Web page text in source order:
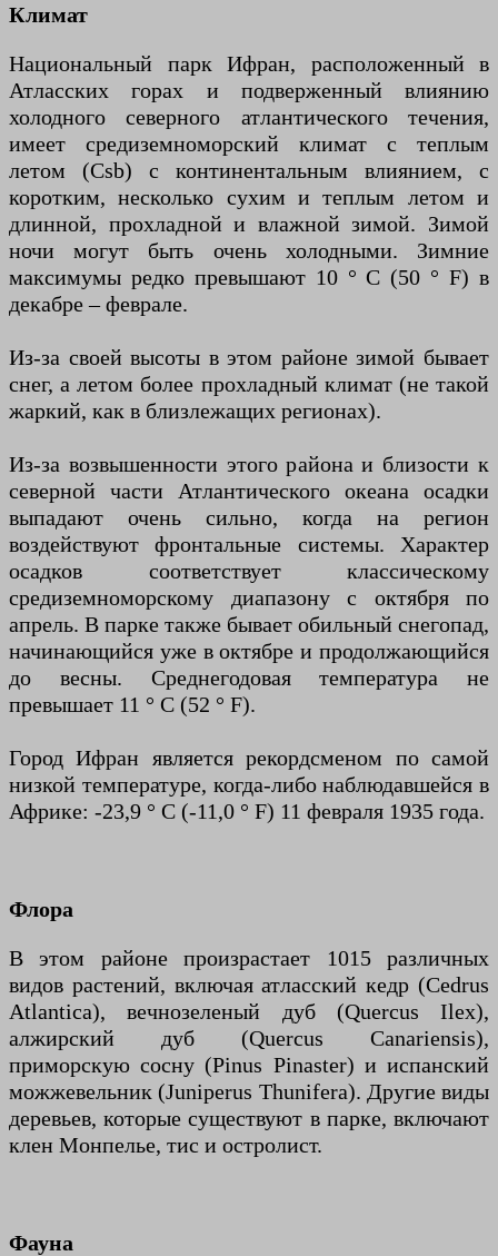
Климат
Национальный парк Ифран, расположенный в
Атласских горах и подверженный влиянию
холодного северного атлантического течения,
имеет средиземноморский климат с теплым
летом (Csb) с континентальным влиянием, с
коротким, несколько сухим и теплым летом и
длинной, прохладной и влажной зимой. Зимой
ночи могут быть очень холодными. Зимние
максимумы редко превышают 10 ° C (50 ° F) в
декабре – феврале.
Из-за своей высоты в этом районе зимой бывает
снег, а летом более прохладный климат (не такой
жаркий, как в близлежащих регионах).
Из-за возвышенности этого района и близости к
северной части Атлантического океана осадки
выпадают очень сильно, когда на регион
воздействуют фронтальные системы. Характер
осадков соответствует классическому
средиземноморскому диапазону с октября по
апрель. В парке также бывает обильный снегопад,
начинающийся уже в октябре и продолжающийся
до весны. Среднегодовая температура не
превышает 11 ° C (52 ° F).
Город Ифран является рекордсменом по самой
низкой температуре, когда-либо наблюдавшейся в
Африке: -23,9 ° C (-11,0 ° F) 11 февраля 1935 года.
Флора
В этом районе произрастает 1015 различных
видов растений, включая атласский кедр (Cedrus
Atlantica), вечнозеленый дуб (Quercus Ilex),
алжирский дуб (Quercus Canariensis),
приморскую сосну (Pinus Pinaster) и испанский
можжевельник (Juniperus Thunifera). Другие виды
деревьев, которые существуют в парке, включают
клен Монпелье, тис и остролист.
Фауна